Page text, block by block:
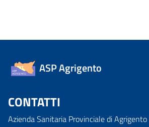
ASP Agrigento
CONTATTI
Azienda Sanitaria Provinciale di Agrigento